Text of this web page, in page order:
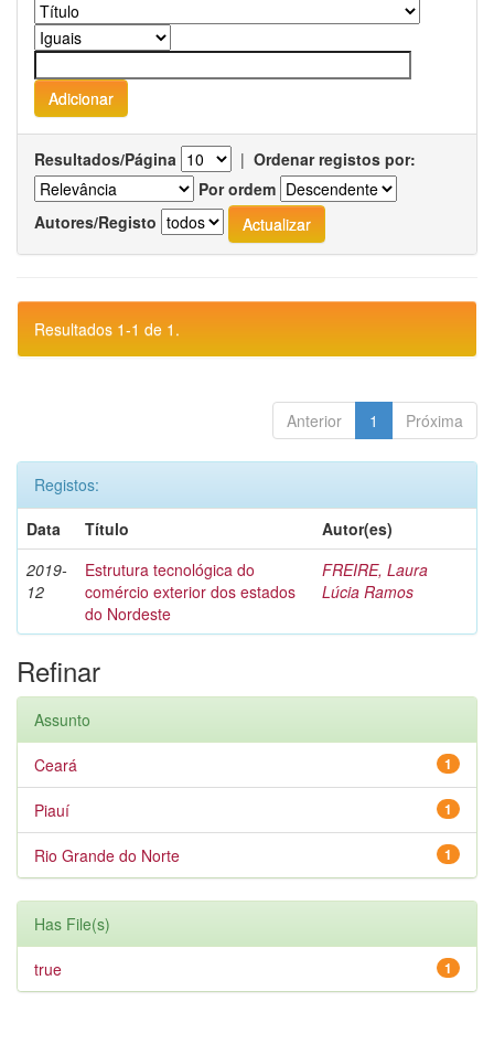
Resultados/Página | Ordenar registos por:
Por ordem
Autores/Registo
Resultados 1-1 de 1.
Anterior 1 Próxima
Registos:
Data
Título
Autor(es)
2019-
12
Estrutura tecnológica do
comércio exterior dos estados
do Nordeste
FREIRE, Laura
Lúcia Ramos
Refinar
Assunto
1
Ceará
1
Piauí
1
Rio Grande do Norte
Has File(s)
1
true